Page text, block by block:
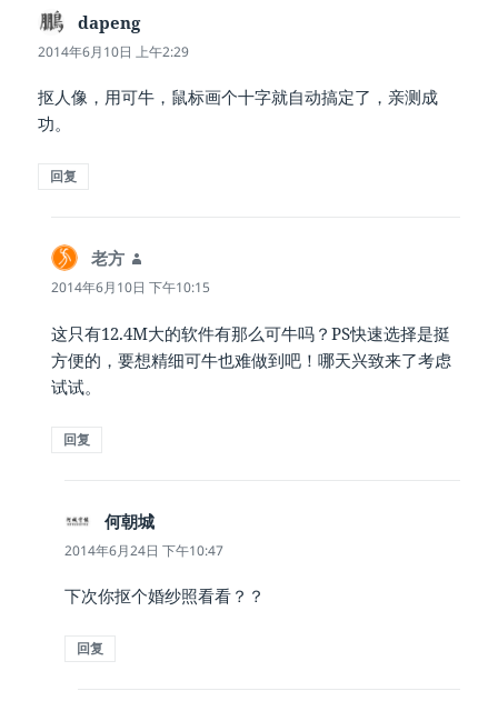
dapeng说
道：
2014年6月10日 上午2:29
抠人像，用可牛，鼠标画个十字就自动搞定了，亲测成
功。
回复
老方
道：
2014年6月10日 下午10:15
这只有12.4M大的软件有那么可牛吗？PS快速选择是挺
方便的，要想精细可牛也难做到吧！哪天兴致来了考虑
试试。
回复
何朝城
道：
2014年6月24日 下午10:47
下次你抠个婚纱照看看？？
回复